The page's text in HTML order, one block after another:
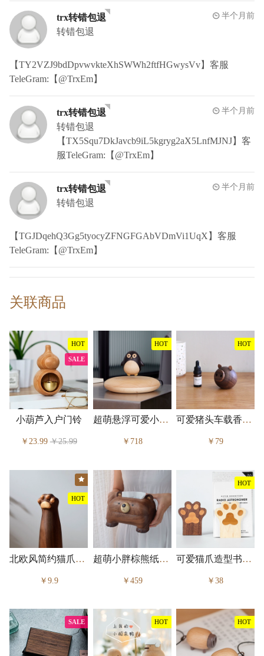
trx转错包退 半个月前
转错包退
【TY2VZJ9bdDpvwvkteXhSWWh2ftfHGwysVv】客服
TeleGram:【@TrxEm】
trx转错包退 半个月前
转错包退
【TX5Squ7DkJavcb9iL5kgryg2aX5LnfMJNJ】客
服TeleGram:【@TrxEm】
trx转错包退 半个月前
转错包退
【TGJDqehQ3Gg5tyocyZFNGFGAbVDmVi1UqX】客服
TeleGram:【@TrxEm】
关联商品
小葫芦入户门铃
￥23.99 ￥25.99
HOT
SALE
超萌悬浮可爱小企鹅摆件
￥718
HOT
可爱猪头车载香氛摆件
￥79
HOT
北欧风简约猫爪纸巾收纳架
￥9.9
★
HOT
超萌小胖棕熊纸巾盒
￥459
可爱猫爪造型书立挡板
￥38
HOT
SALE HOT HOT